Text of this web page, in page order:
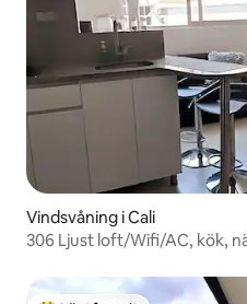
Vindsvåning i Cali
306 Ljust loft/Wifi/AC, kök,